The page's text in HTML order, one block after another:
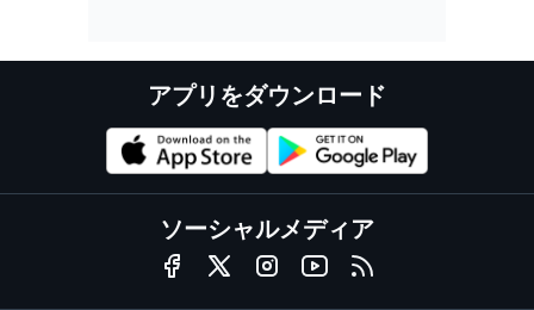
アプリをダウンロード
ソーシャルメディア